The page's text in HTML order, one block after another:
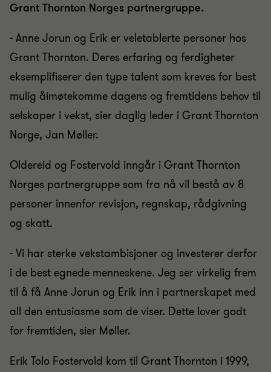
Grant Thornton Norges partnergruppe.
- Anne Jorun og Erik er veletablerte personer hos
Grant Thornton. Deres erfaring og ferdigheter
eksemplifiserer den type talent som kreves for best
mulig åimøtekomme dagens og fremtidens behov til
selskaper i vekst, sier daglig leder i Grant Thornton
Norge, Jan Møller.
Oldereid og Fostervold inngår i Grant Thornton
Norges partnergruppe som fra nå vil bestå av 8
personer innenfor revisjon, regnskap, rådgivning
og skatt.
- Vi har sterke vekstambisjoner og investerer derfor
i de best egnede menneskene. Jeg ser virkelig frem
til å få Anne Jorun og Erik inn i partnerskapet med
all den entusiasme som de viser. Dette lover godt
for fremtiden, sier Møller.
Erik Tolo Fostervold kom til Grant Thornton i 1999,